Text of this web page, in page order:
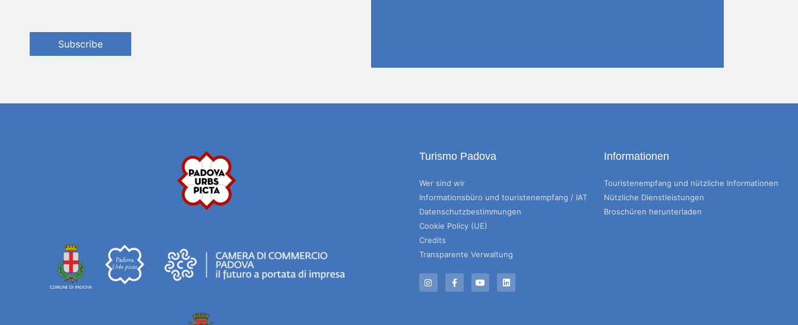
Subscribe
Turismo Padova
Wer sind wir
Informationsbüro und touristenempfang / IAT
Datenschutzbestimmungen
Cookie Policy (UE)
Credits
Transparente Verwaltung
Informationen
Touristenempfang und nützliche Informationen
Nützliche Dienstleistungen
Broschüren herunterladen